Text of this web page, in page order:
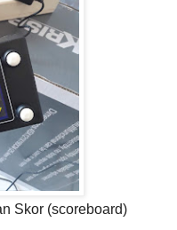
Skor (scoreboard)